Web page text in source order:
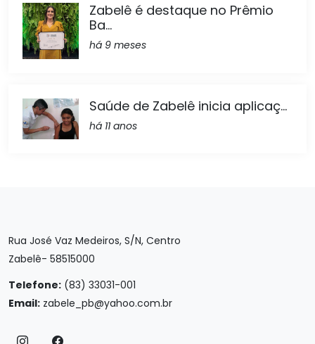
Zabelê é destaque no Prêmio
Ba...
há 9 meses
Saúde de Zabelê inicia aplicaç...
há 11 anos
Rua José Vaz Medeiros, S/N, Centro
Zabelê- 58515000
Telefone: (83) 33031-001
Email: zabele_pb@yahoo.com.br